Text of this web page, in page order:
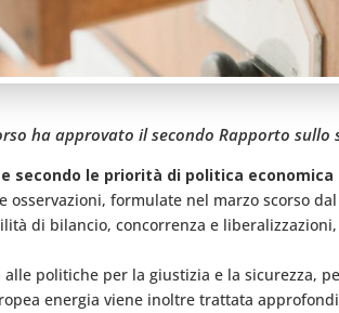
ha approvato il secondo Rapporto
secondo le priorità di politica economica
osservazioni, formulate nel marzo scorso
di bilancio, concorrenza e
alle politiche per la giustizia e la sicurezza,
energia viene inoltre trattata